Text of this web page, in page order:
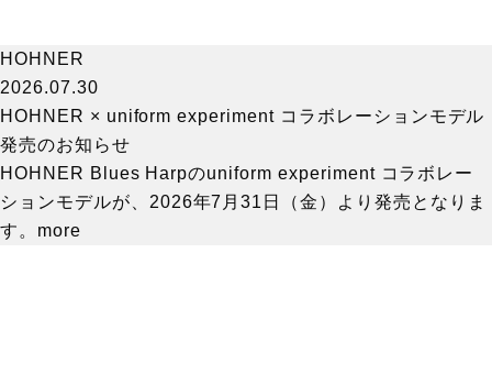
HOHNER
2026.07.30
HOHNER × uniform experiment コラボレーションモデル
発売のお知らせ
HOHNER Blues Harpのuniform experiment コラボレー
ションモデルが、2026年7月31日（金）より発売となりま
す。 more